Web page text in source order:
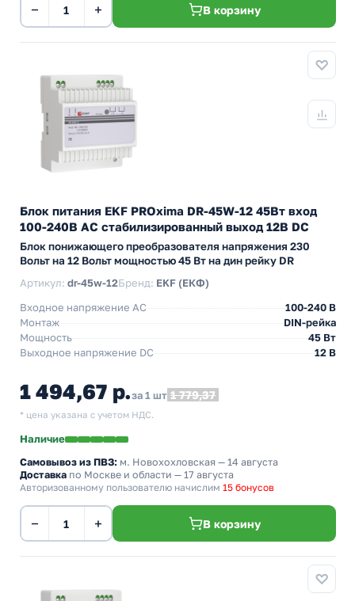
− + В корзину
Блок питания EKF PROxima DR-45W-12 45Вт вход
100-240В АС стабилизированный выход 12В DC
Блок понижающего преобразователя напряжения 230
Вольт на 12 Вольт мощностью 45 Вт на дин рейку DR
Артикул: dr-45w-12Бренд: EKF (ЕКФ)
Входное напряжение AC
100-240 В
Монтаж
DIN-рейка
Мощность
45 Вт
Выходное напряжение DC
12 В
1 494,67 р.за 1 шт 1 779,37
* цена указана с учетом НДС.
Наличие
Самовывоз из ПВЗ: м. Новохохловская — 14 августа
Доставка по Москве и области — 17 августа
Авторизованному пользователю начислим 15 бонусов
− + В корзину